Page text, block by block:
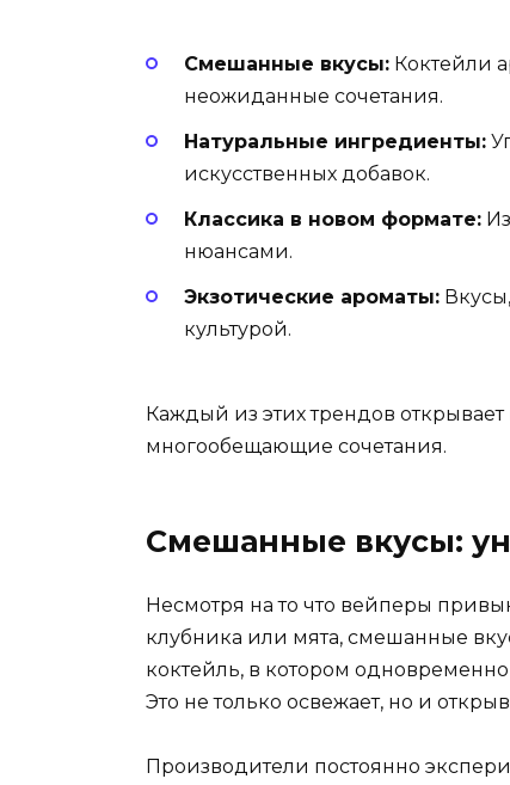
Смешанные вкусы: Коктейли
неожиданные сочетания.
Натуральные ингредиенты:
искусственных добавок.
Классика в новом формате:
нюансами.
Экзотические ароматы:
культурой.
Каждый из этих трендов
многообещающие сочетания.
Смешанные вкусы:
Несмотря на то что вейперы
клубника или мята, смешанные
коктейль, в котором одновременно
Это не только освежает, но и
Производители постоянно